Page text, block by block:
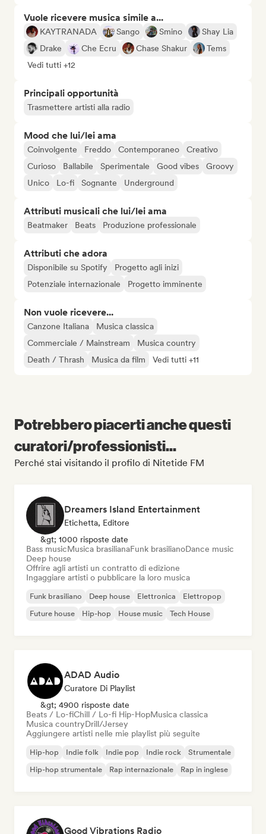
Vuole ricevere musica simile a...
KAYTRANADA Sango Smino
Shay Lia
Drake
Che Ecru Chase Shakur
Tems
Vedi tutti +12
Principali opportunità
Trasmettere artisti alla radio
Mood che lui/lei ama
Coinvolgente Freddo Contemporaneo
Creativo
Curioso
Ballabile Sperimentale Good vibes
Groovy
Unico
Lo-fi Sognante Underground
Attributi musicali che lui/lei ama
Beatmaker Beats Produzione professionale
Attributi che adora
Disponibile su Spotify
Progetto agli inizi
Potenziale internazionale
Progetto imminente
Non vuole ricevere...
Canzone Italiana
Musica classica
Commerciale / Mainstream
Musica country
Death / Thrash
Musica da film Vedi tutti +11
Potrebbero piacerti anche questi
curatori/professionisti...
Perché stai visitando il profilo di Nitetide FM
Dreamers Island Entertainment
Etichetta, Editore
&gt; 1000 risposte date
Bass musicMusica brasilianaFunk brasilianoDance music
Deep house
Offrire agli artisti un contratto di edizione
Ingaggiare artisti o pubblicare la loro musica
Funk brasiliano Deep house Elettronica
Elettropop
Future house
Hip-hop House music Tech House
ADAD Audio
Curatore Di Playlist
&gt; 4900 risposte date
Beats / Lo-fiChill / Lo-fi Hip-HopMusica classica
Musica countryDrill/Jersey
Aggiungere artisti nelle mie playlist più seguite
Hip-hop Indie folk Indie pop Indie rock
Strumentale
Hip-hop strumentale
Rap internazionale Rap in inglese
Good Vibrations Radio